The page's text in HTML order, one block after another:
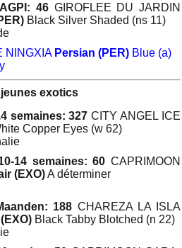
46GIROFLEE DU JARDIN
Black Silver Shaded (ns 11)
NINGXIA Persian (PER) Blue (a)
jeunes exotics
semaines: 327 CITY ANGEL ICE
Copper Eyes (w 62)
14 semaines: 60 CAPRIMOON
(EXO)A déterminer
188 CHAREZA LA ISLA
Black Tabby Blotched (n 22)